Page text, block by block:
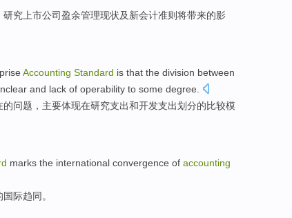
研究上市公司盈余管理现状及新会计准则将带来的影
Accounting Standard is that the division between
and lack of operability to some degree
的问题，主要体现在研究支出和开发支出划分的比较模
marks the international convergence of accounting
国际趋同 。